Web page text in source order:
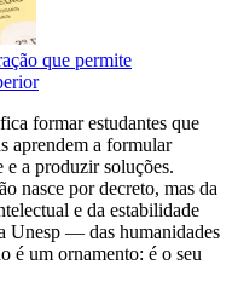
que permite
formar estudantes que
aprendem a formular
a produzir soluções.
nasce por decreto, mas da
e da estabilidade
Unesp — das humanidades
é um ornamento: é o seu